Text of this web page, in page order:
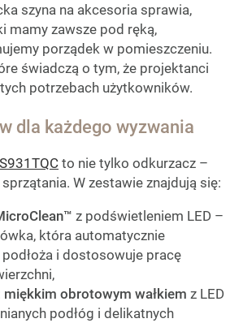
szyna na akcesoria sprawia,
mamy zawsze pod ręką,
porządek w pomieszczeniu.
świadczą o tym, że projektanci
potrzebach użytkowników.
dla każdego wyzwania
to nie tylko odkurzacz –
W zestawie znajdują się:
z podświetleniem LED –
która automatycznie
i dostosowuje pracę
obrotowym wałkiem z LED
podłóg i delikatnych